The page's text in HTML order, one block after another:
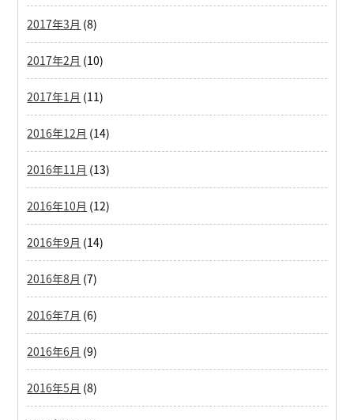
2017年3月 (8)
2017年2月 (10)
2017年1月 (11)
2016年12月 (14)
2016年11月 (13)
2016年10月 (12)
2016年9月 (14)
2016年8月 (7)
2016年7月 (6)
2016年6月 (9)
2016年5月 (8)